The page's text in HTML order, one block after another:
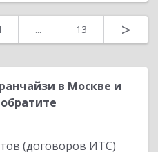
... 13 >
в Москве и
(договоров ИТС)